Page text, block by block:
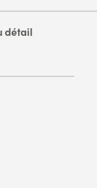
détail